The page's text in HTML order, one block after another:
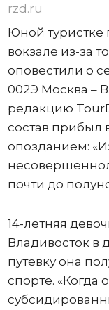
rzd.ru
Юной туристке
вокзале из-за
оповестили о
002Э Москва –
редакцию
состав прибыл
опозданием:
почти до
14-летняя
Владивосток в
путевку она
спорте. «Когда